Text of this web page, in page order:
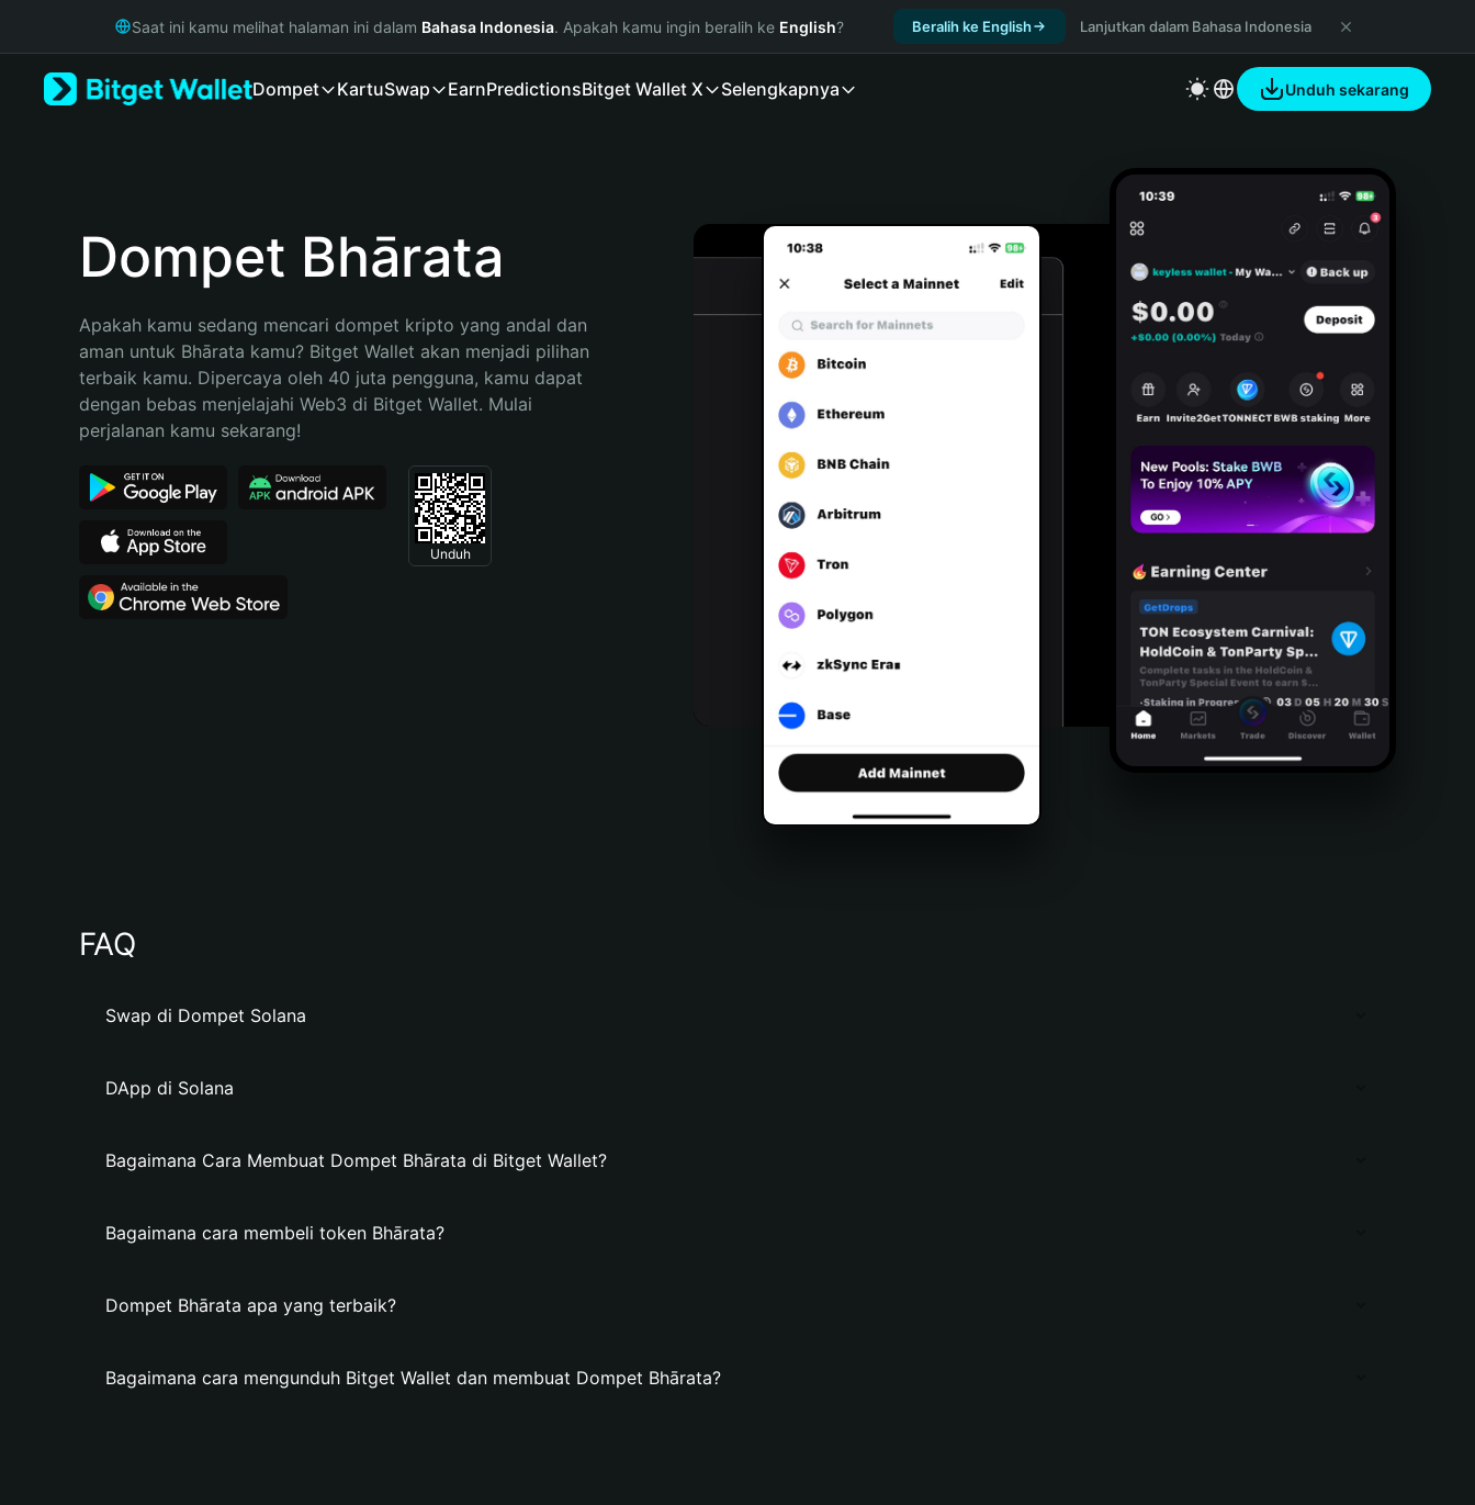
Русский
Bahasa Indonesia
Español (Argentina)
Saat ini kamu melihat halaman ini dalam Bahasa Indonesia. Apakah kamu ingin beralih ke English? Beralih ke English Lanjutkan dalam Bahasa Indonesia
Dompet KartuSwap EarnPredictionsBitget Wallet X Selengkapnya Unduh sekarang
Dompet Bhārata
Apakah kamu sedang mencari dompet kripto yang andal dan
aman untuk Bhārata kamu? Bitget Wallet akan menjadi pilihan
terbaik kamu. Dipercaya oleh 40 juta pengguna, kamu dapat
dengan bebas menjelajahi Web3 di Bitget Wallet. Mulai
perjalanan kamu sekarang!
Unduh
FAQ
Swap di Dompet Solana
DApp di Solana
Bagaimana Cara Membuat Dompet Bhārata di Bitget Wallet?
Bagaimana cara membeli token Bhārata?
Dompet Bhārata apa yang terbaik?
Bagaimana cara mengunduh Bitget Wallet dan membuat Dompet Bhārata?